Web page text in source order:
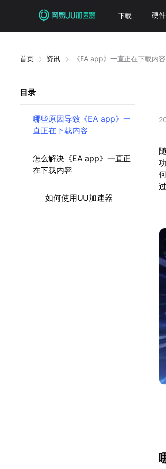
下载 硬件
首页 资讯 《EA app》一直正在下载内
目录
哪些原因导致《EA app》一
直正在下载内容
怎么解决《EA app》一直正
在下载内容
如何使用UU加速器